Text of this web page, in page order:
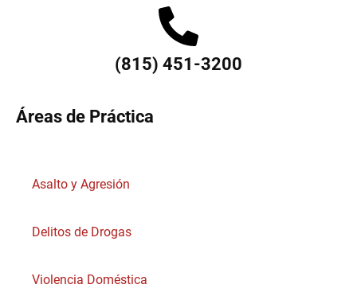
(815) 451-3200
Áreas de Práctica
Asalto y Agresión
Delitos de Drogas
Violencia Doméstica